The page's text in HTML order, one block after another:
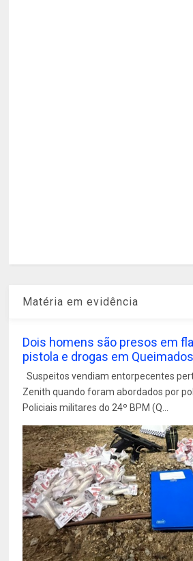
Matéria em evidência
Dois homens são presos em
pistola e drogas em Queimados
Suspeitos vendiam entorpecentes
Zenith quando foram abordados por
Policiais militares do 24º BPM (Q...